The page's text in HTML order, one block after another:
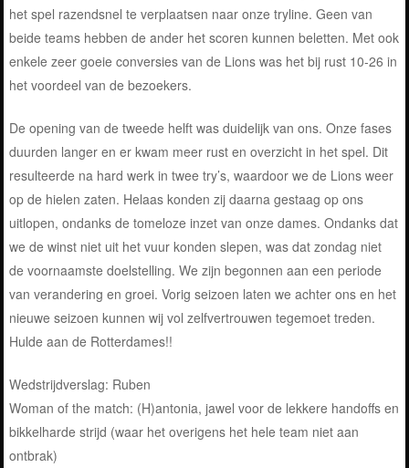
het spel razendsnel te verplaatsen naar onze tryline. Geen van
beide teams hebben de ander het scoren kunnen beletten. Met ook
enkele zeer goeie conversies van de Lions was het bij rust 10-26 in
het voordeel van de bezoekers.
De opening van de tweede helft was duidelijk van ons. Onze fases
duurden langer en er kwam meer rust en overzicht in het spel. Dit
resulteerde na hard werk in twee try’s, waardoor we de Lions weer
op de hielen zaten. Helaas konden zij daarna gestaag op ons
uitlopen, ondanks de tomeloze inzet van onze dames. Ondanks dat
we de winst niet uit het vuur konden slepen, was dat zondag niet
de voornaamste doelstelling. We zijn begonnen aan een periode
van verandering en groei. Vorig seizoen laten we achter ons en het
nieuwe seizoen kunnen wij vol zelfvertrouwen tegemoet treden.
Hulde aan de Rotterdames!!
Wedstrijdverslag: Ruben
Woman of the match: (H)antonia, jawel voor de lekkere handoffs en
bikkelharde strijd (waar het overigens het hele team niet aan
ontbrak)